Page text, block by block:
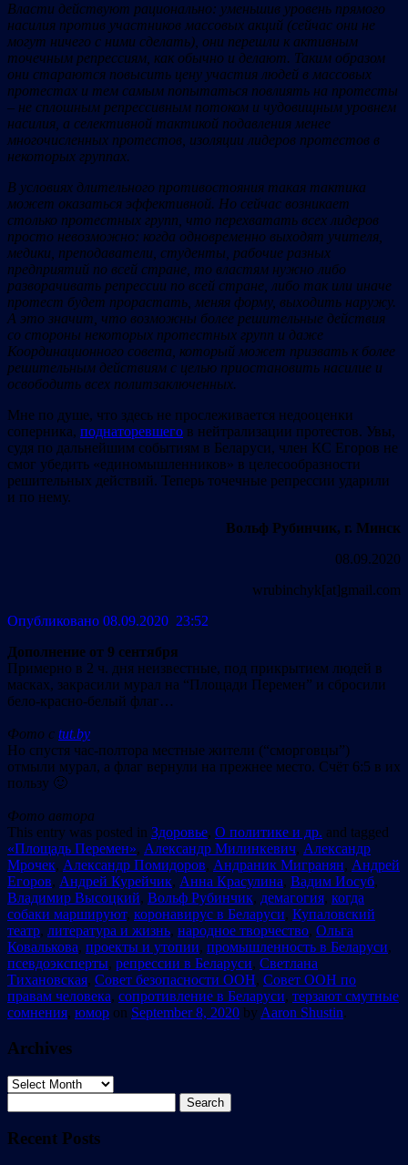
Власти действуют рационально: уменьшив уровень прямого
насилия против участников массовых акций (сейчас они не
могут ничего с ними сделать), они перешли к активным
точечным репрессиям, как обычно и делают. Таким образом
они стараются повысить цену участия людей в массовых
протестах и тем самым попытаться повлиять на протесты
– не сплошным репрессивным потоком и чудовищным уровнем
насилия, а селективной тактикой подавления менее
многочисленных протестов, изоляции лидеров протестов в
некоторых группах.
В условиях длительного противостояния такая тактика
может оказаться эффективной. Но сейчас возникает
столько протестных групп, что перехватать всех лидеров
просто невозможно: когда одновременно выходят учителя,
медики, преподаватели, студенты, рабочие разных
предприятий по всей стране, то властям нужно либо
разворачивать репрессии по всей стране, либо так или иначе
протест будет прорастать, меняя форму, выходить наружу.
А это значит, что возможны более решительные действия
со стороны некоторых протестных групп и даже
Координационного совета, который может призвать к более
решительным действиям с целью приостановить насилие и
освободить всех политзаключенных.
Мне по душе, что здесь не прослеживается недооценки
соперника, поднаторевшего в нейтрализации протестов. Увы,
судя по дальнейшим событиям в Беларуси, член КС Егоров не
смог убедить «единомышленников» в целесообразности
решительных действий. Теперь точечные репрессии ударили
и по нему.
Вольф Рубинчик, г. Минск
08.09.2020
wrubinchyk[at]gmail.com
Опубликовано 08.09.2020 23:52
Дополнение от 9 сентября
Примерно в 2 ч. дня неизвестные, под прикрытием людей в
масках, закрасили мурал на “Площади Перемен” и сбросили
бело-красно-белый флаг…
Фото с tut.by
Но спустя час-полтора местные жители (“сморговцы”)
отмыли мурал, а флаг вернули на прежнее место. Счёт 6:5 в их
пользу 🙂
Фото автора
This entry was posted in Здоровье, О политике и др. and tagged
«Площадь Перемен», Александр Милинкевич, Александр
Мрочек, Александр Помидоров, Андраник Мигранян, Андрей
Егоров, Андрей Курейчик, Анна Красулина, Вадим Иосуб,
Владимир Высоцкий, Вольф Рубинчик, демагогия, когда
собаки маршируют, коронавирус в Беларуси, Купаловский
театр, литература и жизнь, народное творчество, Ольга
Ковалькова, проекты и утопии, промышленность в Беларуси,
псевдоэксперты, репрессии в Беларуси, Светлана
Тихановская, Совет безопасности ООН, Совет ООН по
правам человека, сопротивление в Беларуси, терзают смутные
сомнения, юмор on September 8, 2020 by Aaron Shustin.
Archives
Archives
for:
Recent Posts